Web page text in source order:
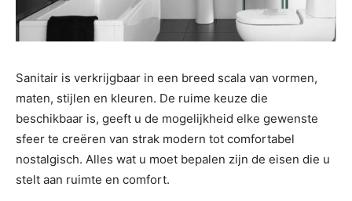
Sanitair is verkrijgbaar in een breed scala van vormen,
maten, stijlen en kleuren. De ruime keuze die
beschikbaar is, geeft u de mogelijkheid elke gewenste
sfeer te creëren van strak modern tot comfortabel
nostalgisch. Alles wat u moet bepalen zijn de eisen die u
stelt aan ruimte en comfort.